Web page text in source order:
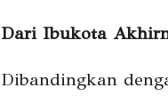
Dari Ibukota
Dibandingkan